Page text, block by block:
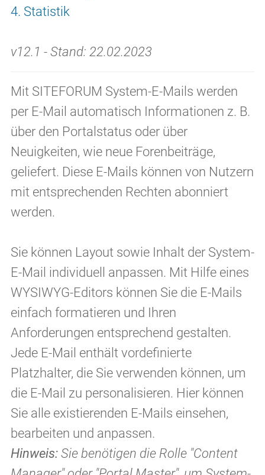
4. Statistik
v12.1 - Stand: 22.02.2023
Mit SITEFORUM System-E-Mails werden
per E-Mail automatisch Informationen z. B.
über den Portalstatus oder über
Neuigkeiten, wie neue Forenbeiträge,
geliefert. Diese E-Mails können von Nutzern
mit entsprechenden Rechten abonniert
werden.
Sie können Layout sowie Inhalt der System-
E-Mail individuell anpassen. Mit Hilfe eines
WYSIWYG-Editors können Sie die E-Mails
einfach formatieren und Ihren
Anforderungen entsprechend gestalten.
Jede E-Mail enthält vordefinierte
Platzhalter, die Sie verwenden können, um
die E-Mail zu personalisieren. Hier können
Sie alle existierenden E-Mails einsehen,
bearbeiten und anpassen.
Hinweis:Sie benötigen die Rolle "Content